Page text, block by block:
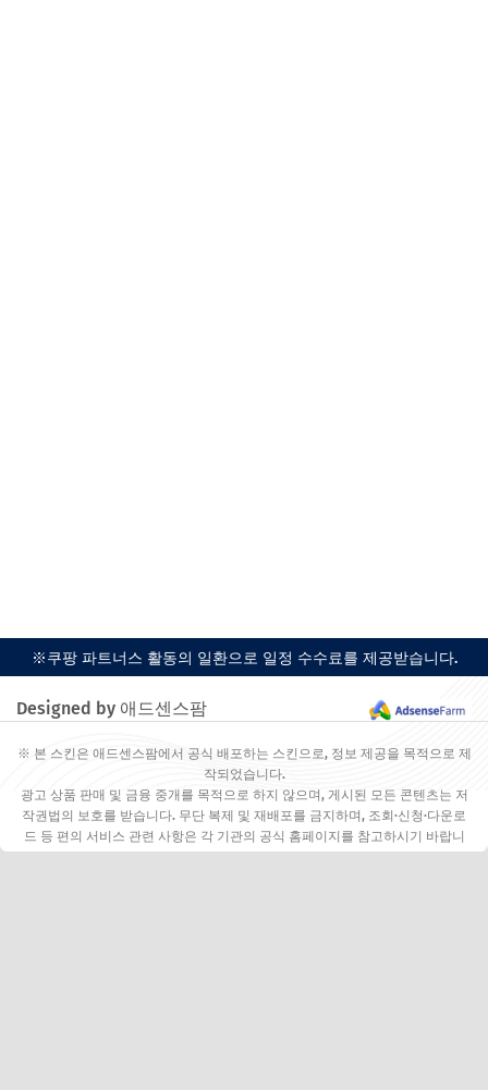
※쿠팡 파트너스 활동의 일환으로 일정 수수료를 제공받습니다.
Designed by 애드센스팜
※ 본 스킨은 애드센스팜에서 공식 배포하는 스킨으로, 정보 제공을 목적으로 제
작되었습니다.
광고 상품 판매 및 금융 중개를 목적으로 하지 않으며, 게시된 모든 콘텐츠는 저
작권법의 보호를 받습니다. 무단 복제 및 재배포를 금지하며, 조회·신청·다운로
드 등 편의 서비스 관련 사항은 각 기관의 공식 홈페이지를 참고하시기 바랍니